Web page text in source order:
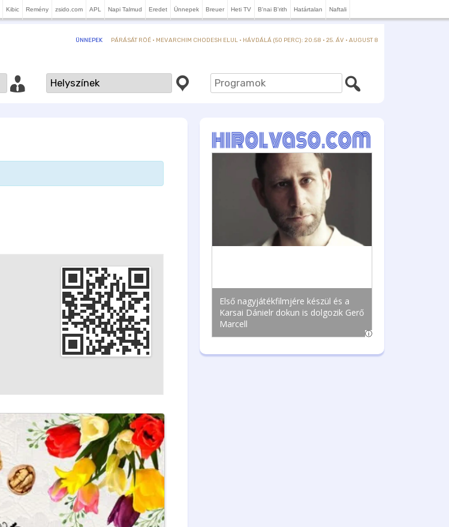
Kibic Remény zsido.com APL Napi Talmud Eredet Ünnepek Breuer Heti TV B'nai B'rith Határtalan Naftali
ÜNNEPEK PÁRÁSÁT RÖÉ · MEVARCHIM CHODESH ELUL · HÁVDÁLÁ (50 PERC): 20:58 · 25. ÁV · AUGUST 8